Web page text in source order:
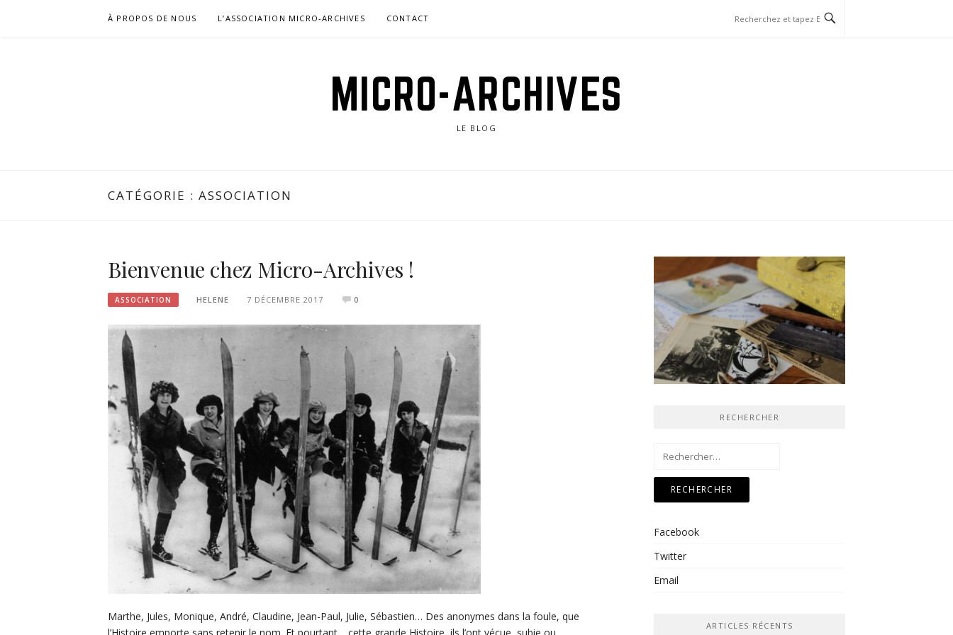
À PROPOS DE NOUS L’ASSOCIATION MICRO-ARCHIVES CONTACT
MICRO-ARCHIVES
LE BLOG
CATÉGORIE : ASSOCIATION
Bienvenue chez Micro-Archives !
ASSOCIATION HELENE 7 DÉCEMBRE 2017 0
Marthe, Jules, Monique, André, Claudine, Jean-Paul, Julie, Sébastien… Des anonymes dans la foule, que
RECHERCHER
Rechercher :
Facebook
Twitter
Email
ARTICLES RÉCENTS